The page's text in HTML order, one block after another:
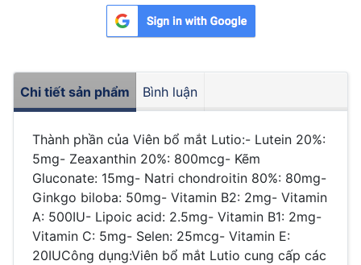
Chi tiết sản phẩm Bình luận
Thành phần của Viên bổ mắt Lutio:- Lutein 20%:
5mg- Zeaxanthin 20%: 800mcg- Kẽm
Gluconate: 15mg- Natri chondroitin 80%: 80mg-
Ginkgo biloba: 50mg- Vitamin B2: 2mg- Vitamin
A: 500IU- Lipoic acid: 2.5mg- Vitamin B1: 2mg-
Vitamin C: 5mg- Selen: 25mcg- Vitamin E:
20IUCông dụng:Viên bổ mắt Lutio cung cấp các